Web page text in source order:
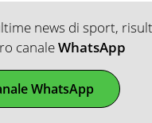
news di sport,
canaleWhatsApp
WhatsApp